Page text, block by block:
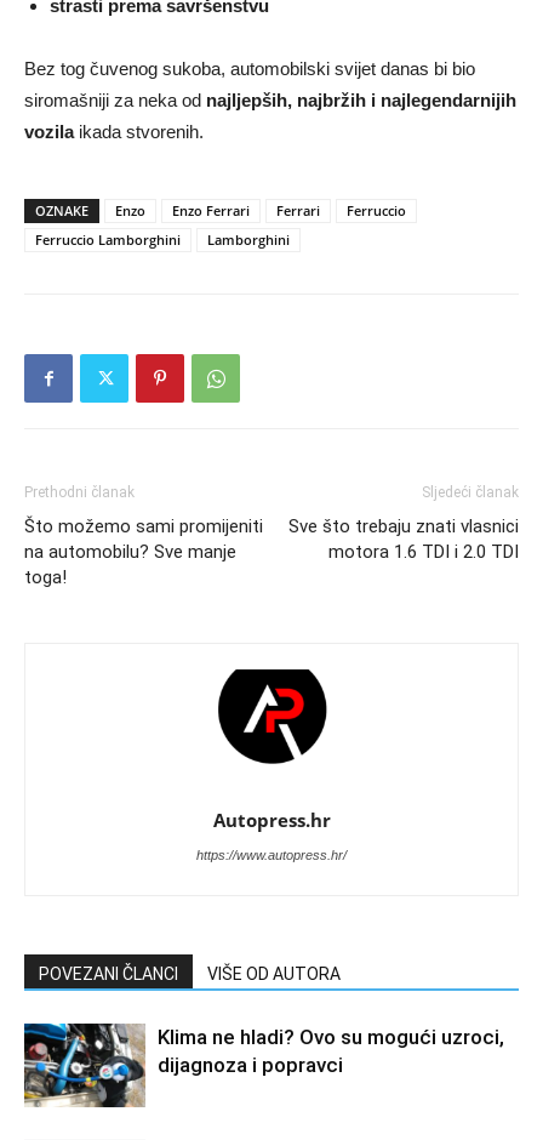
strasti prema savršenstvu
Bez tog čuvenog sukoba, automobilski svijet danas bi bio
siromašniji za neka od najljepših, najbržih i najlegendarnijih
vozilaikada stvorenih.
OZNAKE Enzo Enzo Ferrari Ferrari
Ferruccio
Ferruccio Lamborghini
Lamborghini
Prethodni članak
Što možemo sami promijeniti
na automobilu? Sve manje
toga!
Sljedeći članak
Sve što trebaju znati vlasnici
motora 1.6 TDI i 2.0 TDI
Autopress.hr
https://www.autopress.hr/
POVEZANI ČLANCI VIŠE OD AUTORA
Klima ne hladi? Ovo su mogući uzroci,
dijagnoza i popravci